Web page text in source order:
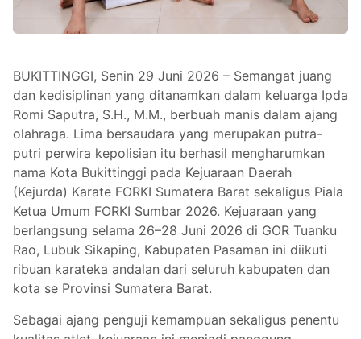
BUKITTINGGI, Senin 29 Juni 2026 – Semangat juang
dan kedisiplinan yang ditanamkan dalam keluarga Ipda
Romi Saputra, S.H., M.M., berbuah manis dalam ajang
olahraga. Lima bersaudara yang merupakan putra-
putri perwira kepolisian itu berhasil mengharumkan
nama Kota Bukittinggi pada Kejuaraan Daerah
(Kejurda) Karate FORKI Sumatera Barat sekaligus Piala
Ketua Umum FORKI Sumbar 2026. Kejuaraan yang
berlangsung selama 26–28 Juni 2026 di GOR Tuanku
Rao, Lubuk Sikaping, Kabupaten Pasaman ini diikuti
ribuan karateka andalan dari seluruh kabupaten dan
kota se Provinsi Sumatera Barat.
Sebagai ajang penguji kemampuan sekaligus penentu